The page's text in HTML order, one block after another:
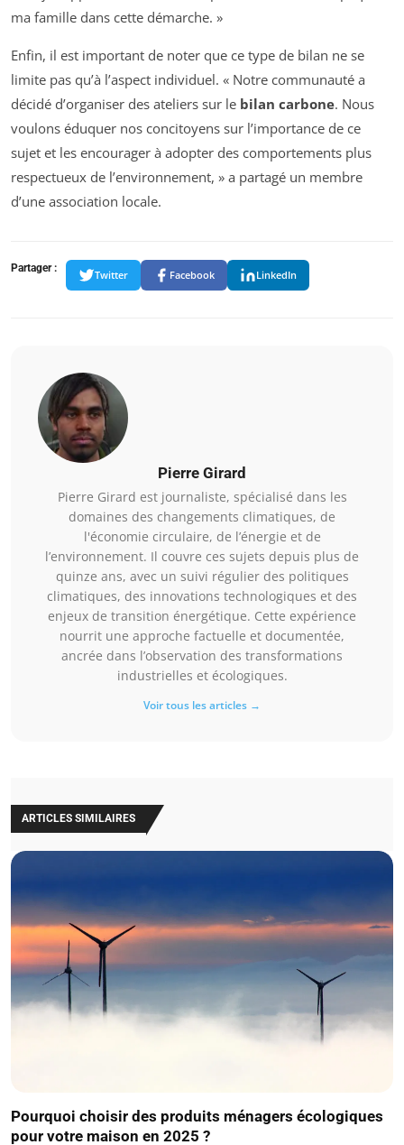
ma famille dans cette démarche. »
Enfin, il est important de noter que ce type de bilan ne se
limite pas qu’à l’aspect individuel. « Notre communauté a
décidé d’organiser des ateliers sur le bilan carbone. Nous
voulons éduquer nos concitoyens sur l’importance de ce
sujet et les encourager à adopter des comportements plus
respectueux de l’environnement, » a partagé un membre
d’une association locale.
Partager :
Twitter Facebook LinkedIn
Pierre Girard
Pierre Girard est journaliste, spécialisé dans les
domaines des changements climatiques, de
l'économie circulaire, de l’énergie et de
l’environnement. Il couvre ces sujets depuis plus de
quinze ans, avec un suivi régulier des politiques
climatiques, des innovations technologiques et des
enjeux de transition énergétique. Cette expérience
nourrit une approche factuelle et documentée,
ancrée dans l’observation des transformations
industrielles et écologiques.
Voir tous les articles →
ARTICLES SIMILAIRES
Pourquoi choisir des produits ménagers écologiques
pour votre maison en 2025 ?